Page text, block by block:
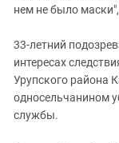
Северная Осетия -
Чечня
Южная Осетия
нем не было
33-летний
интересах
Урупского района
односельчанином
службы.